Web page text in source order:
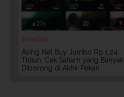
Investasi
Asing Net Buy Jumbo Rp 1,24
Triliun, Cek Saham yang Banyak
Diborong di Akhir Pekan